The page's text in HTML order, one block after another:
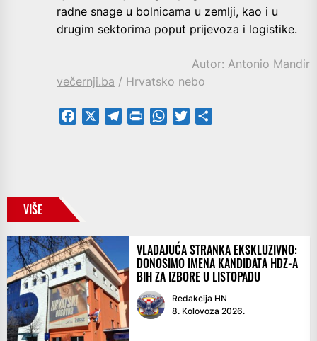
radne snage u bolnicama u zemlji, kao i u
drugim sektorima poput prijevoza i logistike.
Autor: Antonio Mandir
večernji.ba / Hrvatsko nebo
Facebook TelegramPrintFriendly
WhatsApp
Twitter
VIŠE
VLADAJUĆA STRANKA EKSKLUZIVNO:
DONOSIMO IMENA KANDIDATA HDZ-A
BIH ZA IZBORE U LISTOPADU
Redakcija HN
8. Kolovoza 2026.